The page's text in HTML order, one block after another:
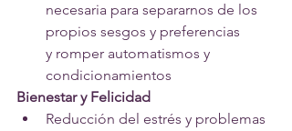
necesaria para separarnos de los
propios sesgos y preferencias
y romper automatismos y
condicionamientos
Bienestar y Felicidad
Reducción del estrés y problemas